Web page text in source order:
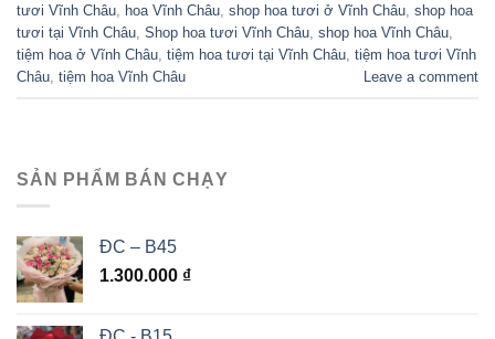
tươi Vĩnh Châu
hoa Vĩnh Châu shop hoa tươi ở Vĩnh Châu shop hoa
tươi tại Vĩnh Châu Shop hoa tươi Vĩnh Châu shop hoa Vĩnh Châu
tiệm hoa ở Vĩnh Châu tiệm hoa tươi tại Vĩnh Châu tiệm hoa tươi Vĩnh
Châu tiệm hoa Vĩnh Châu Leave a comment
SẢN PHẨM BÁN CHẠY
ĐC – B45
1.300.000 ₫